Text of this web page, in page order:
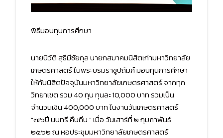
พิธีมอบทุนการศึกษา
นายนิวัติ สุธีมีชัยกุล นายกสมาคมนิสิตเก่ามหาวิทยาลัย
เกษตรศาสตร์ ในพระบรมราชูปถัมภ์ มอบทุนการศึกษา
ให้กับนิสิตปัจจุบันมหาวิทยาลัยเกษตรศาสตร์ จากทุก
วิทยาเขต รวม 40 ทุน ทุนละ 10,000 บาท รวมเป็น
จำนวนเงิน 400,000 บาท ในงานวันเกษตรศาสตร์
"๗๖ปี นนทรี คืนถิ่น " เมื่อ วันเสาร์ที่ ๒ กุมภาพันธ์
๒๕๖๒ ณ หอประชุมมหาวิทยาลัยเกษตรศาสตร์